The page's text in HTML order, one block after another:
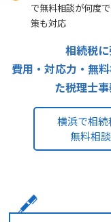
で無料相談が何度
策も対応
相続税
費用・対応力・無
た税理士
横浜で相続
無料相